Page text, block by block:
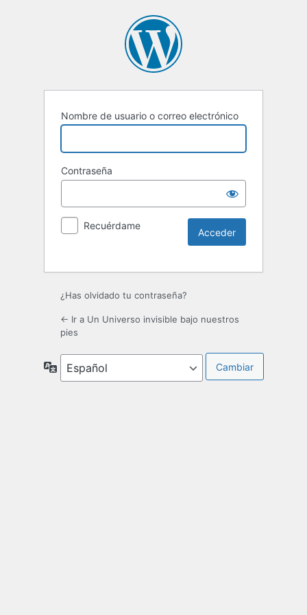
Nombre de usuario o correo electrónico
Contraseña
Recuérdame
¿Has olvidado tu contraseña?
← Ir a Un Universo invisible bajo nuestros
pies
Idioma